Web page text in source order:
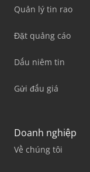
Quản lý tin rao
Đặt quảng cáo
Dấu niêm tin
Gửi đấu giá
Doanh nghiệp
Về chúng tôi